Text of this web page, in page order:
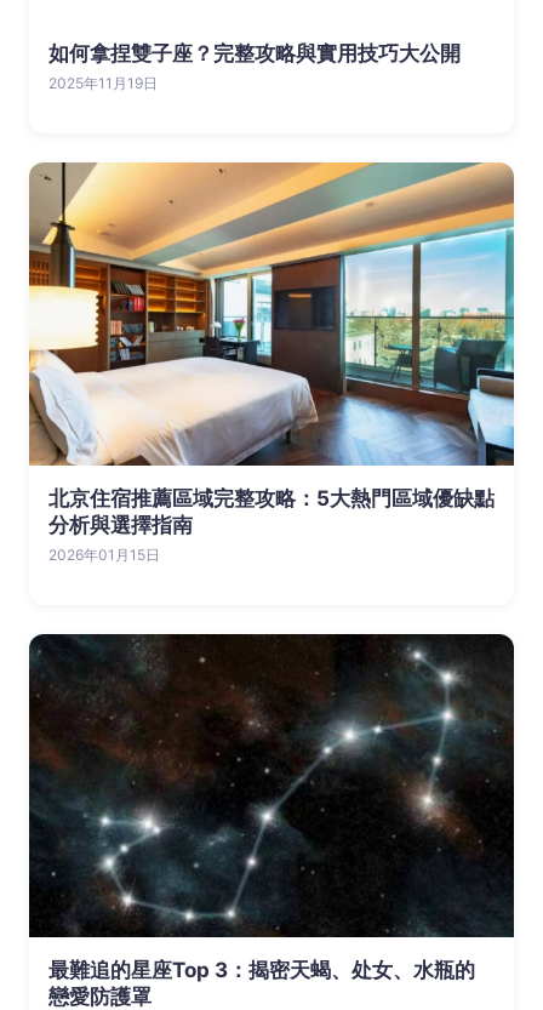
如何拿捏雙子座？完整攻略與實用技巧大公開
2025年11月19日
北京住宿推薦區域完整攻略：5大熱門區域優缺點
分析與選擇指南
2026年01月15日
最難追的星座Top 3：揭密天蝎、处女、水瓶的
戀愛防護罩